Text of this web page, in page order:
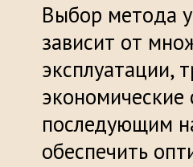
Выбор метода
зависит от
эксплуатации,
последующим
обеспечить